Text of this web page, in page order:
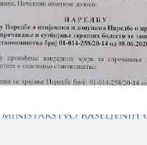
начелника
о раду начелника